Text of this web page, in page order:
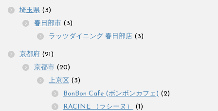
埼玉県 (3)
春日部市 (3)
ラッツダイニング 春日部店 (3)
京都府 (21)
京都市 (20)
上京区 (3)
BonBon Cafe (ボンボンカフェ) (2)
RACINE （ラシーヌ）
(1)